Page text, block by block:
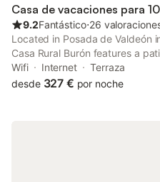
Casa de vacaciones para
9.2Fantástico⋅26
Located in Posada de Valdeón
Casa Rural Burón features a
property offers access to a
free WiFi. Outdoor seating is
Wifi Internet
Terraza
desde 327 € por noche